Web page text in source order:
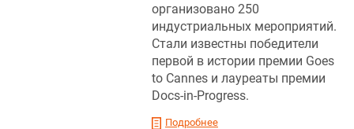
организовано 250
индустриальных мероприятий.
Стали известны победители
первой в истории премии Goes
to Cannes и лауреаты премии
Docs-in-Progress.
Подробнее